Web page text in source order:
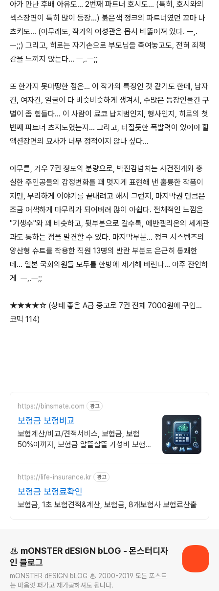
아가 만난 후배 아유도... 2번째 파트너 호시도... (특히, 호시와의
섹스장면이 특히 많이 등장...) 붉은색 정크의 파트너였던 꼬마 나
츠키도... (아무래도, 작가의 여성관은 몹시 비뚫어져 있다. ㅡ,.
ㅡ;;) 그리고, 히로는 자기손으로 부모님을 죽여놓고도, 전혀 죄책
감을 느끼지 않는다... ㅡ,.ㅡ;;
또 한가지 못마땅한 점은... 이 작가의 특징인 것 같기도 한데, 남자
건, 여자건, 얼굴이 다 비슷비슷하게 생겨서, 수많은 등장인물간 구
별이 좀 힘들다... 이 사람이 료코 납치범인지, 형사인지, 히로의 첫
번째 파트너 츠지도였는지... 그리고, 터질듯한 폭발력이 있어야 할
액션장면의 묘사가 너무 정적이지 않나 싶다...
아무튼, 겨우 7권 정도의 분량으로, 박진감넘치는 사건전개와 충
실한 주인공들의 감정변화를 꽤 멋지게 표현해 낸 훌륭한 작품이
지만, 무리하게 이야기를 끝내려고 해서 그런지, 마지막권 만큼은
조금 어색하게 마무리가 되어버려 많이 아쉽다. 전체적인 느낌은
"기생수"와 꽤 비슷하고, 뒷부분으로 갈수록, 에반겔리온의 세계관
과도 통하는 점을 발견할 수 있다. 마지막부분... 정크 시스템즈의
양산형 슈트를 착용한 직원 13명의 반란 부분도 은근히 통쾌한
데... 일본 국회의원들 모두를 한방에 제거해 버린다... 아주 잔인하
게 ㅡ,.ㅡ;;
★★★★☆ (상태 좋은 A급 중고로 7권 전체 7000원에 구입...
코믹 114)
https://binsmate.com 광고
보험금 보험비교
보험계산/비교/견적서비스, 보험금, 보험
50%아끼자, 보험금 알뜰살뜰 가성비 보험
https://life-insurance.kr 광고
보험금 보험료확인
보험금, 1초 보험견적&계산, 보험금, 8개보험사 보험료산출
♨ mONSTER dESIGN bLOG - 몬스터디자
인 블로그
mONSTER dESIGN bLOG ♨ 2000-2019 모든 포스트
는 마음껏 퍼가고 재가공하셔도 됩니다.